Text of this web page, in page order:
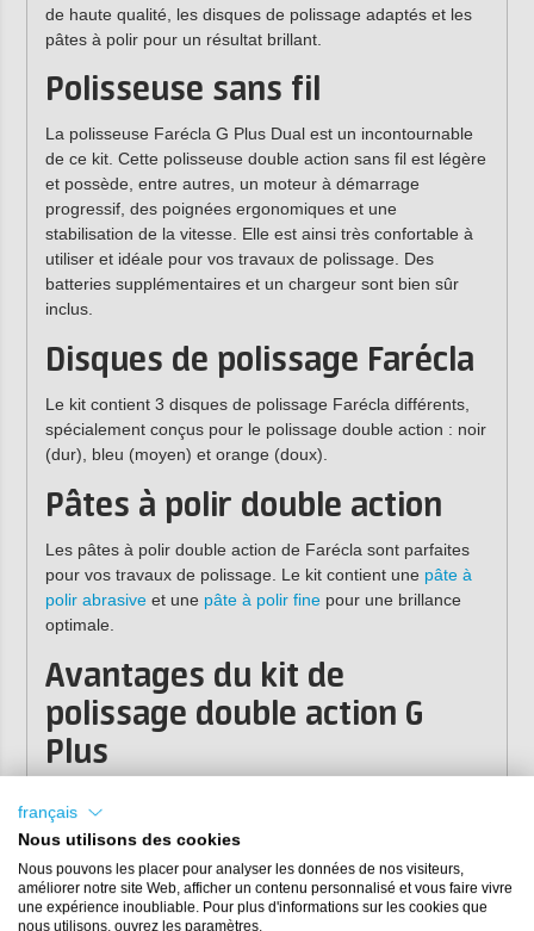
de haute qualité, les disques de polissage adaptés et les
pâtes à polir pour un résultat brillant.
Polisseuse sans fil
La polisseuse Farécla G Plus Dual est un incontournable
de ce kit. Cette polisseuse double action sans fil est légère
et possède, entre autres, un moteur à démarrage
progressif, des poignées ergonomiques et une
stabilisation de la vitesse. Elle est ainsi très confortable à
utiliser et idéale pour vos travaux de polissage. Des
batteries supplémentaires et un chargeur sont bien sûr
inclus.
Disques de polissage Farécla
Le kit contient 3 disques de polissage Farécla différents,
spécialement conçus pour le polissage double action : noir
(dur), bleu (moyen) et orange (doux).
Pâtes à polir double action
Les pâtes à polir double action de Farécla sont parfaites
pour vos travaux de polissage. Le kit contient une pâte à
polir abrasiveet une pâte à polir finepour une brillance
optimale.
Avantages du kit de
polissage double action G
Plus
Polisseuse double action sans fil.
Comprend des disques de polissage, de la pâte à polir
et des piles.
Contrepoids de conception précise (minimise les
vibrations et réduit la fatigue musculaire).
français
Nous utilisons des cookies
Nous pouvons les placer pour analyser les données de nos visiteurs,
améliorer notre site Web, afficher un contenu personnalisé et vous faire vivre
une expérience inoubliable. Pour plus d'informations sur les cookies que
nous utilisons, ouvrez les paramètres.